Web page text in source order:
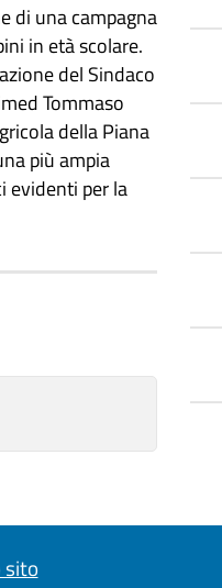
di una campagna
in età scolare.
del Sindaco
Tommaso
della Piana
più ampia
evidenti per la
sito